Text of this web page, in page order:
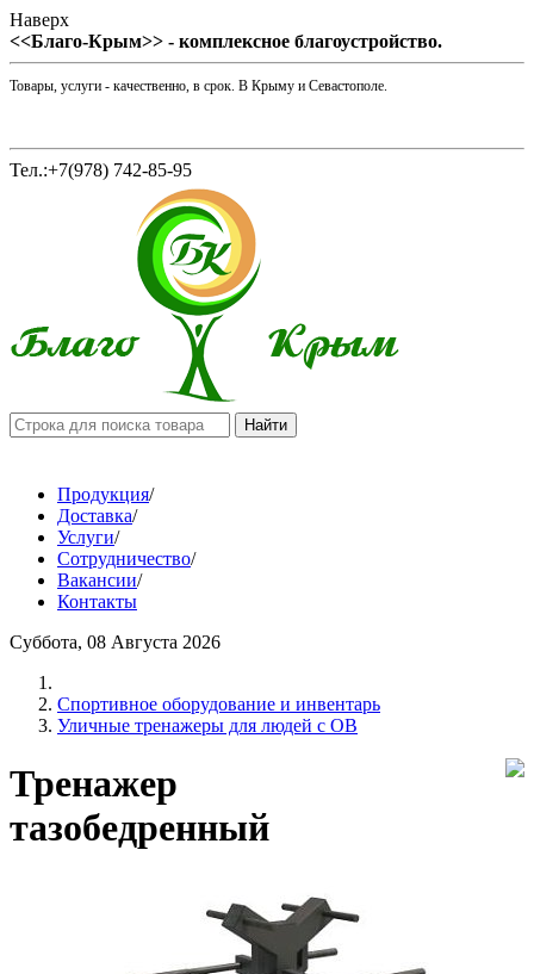
Наверх
<<Благо-Крым>> - комплексное благоустройство.
Товары, услуги - качественно, в срок. В Крыму и Севастополе.
Тел.:+7(978) 742-85-95
Продукция/
Доставка/
Услуги/
Сотрудничество/
Вакансии/
Контакты
Суббота, 08 Августа 2026
Спортивное оборудование и инвентарь
Уличные тренажеры для людей с ОВ
Тренажер
тазобедренный